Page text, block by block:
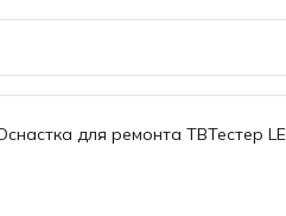
для ремонта ТВТестер